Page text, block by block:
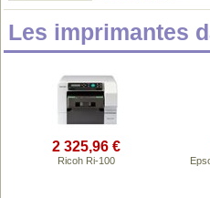
Les imprimantes
2 325,96 €
Ricoh Ri-100